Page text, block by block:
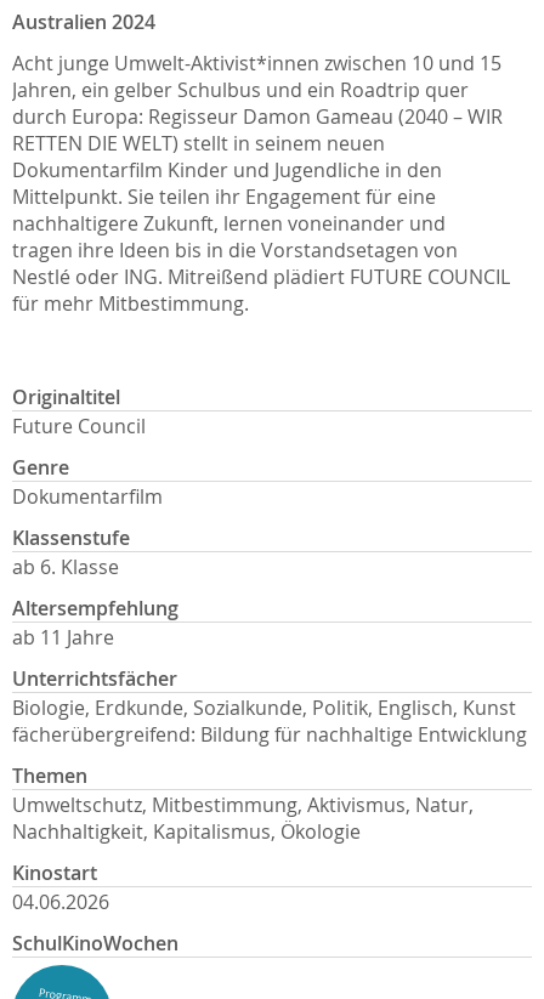
Australien 2024
Acht junge Umwelt-Aktivist*innen zwischen 10 und 15
Jahren, ein gelber Schulbus und ein Roadtrip quer
durch Europa: Regisseur Damon Gameau (2040 – WIR
RETTEN DIE WELT) stellt in seinem neuen
Dokumentarfilm Kinder und Jugendliche in den
Mittelpunkt. Sie teilen ihr Engagement für eine
nachhaltigere Zukunft, lernen voneinander und
tragen ihre Ideen bis in die Vorstandsetagen von
Nestlé oder ING. Mitreißend plädiert FUTURE COUNCIL
für mehr Mitbestimmung.
Originaltitel
Future Council
Genre
Dokumentarfilm
Klassenstufe
ab 6. Klasse
Altersempfehlung
ab 11 Jahre
Unterrichtsfächer
Biologie, Erdkunde, Sozialkunde, Politik, Englisch, Kunst
fächerübergreifend: Bildung für nachhaltige Entwicklung
Themen
Umweltschutz, Mitbestimmung, Aktivismus, Natur,
Nachhaltigkeit, Kapitalismus, Ökologie
Kinostart
04.06.2026
SchulKinoWochen